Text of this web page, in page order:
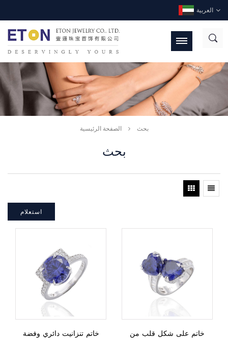
العربية
الصفحة الرئيسية بحث
بحث
استعلام
خاتم تنزانيت دائري وفضة
خاتم على شكل قلب من